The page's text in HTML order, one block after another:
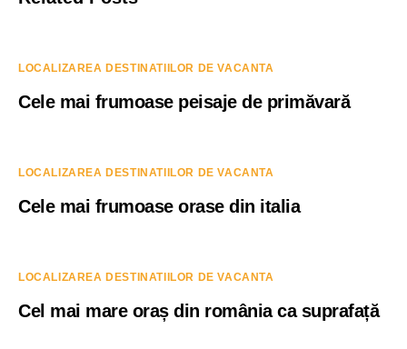
LOCALIZAREA DESTINATIILOR DE VACANTA
Cele mai frumoase peisaje de primăvară
LOCALIZAREA DESTINATIILOR DE VACANTA
Cele mai frumoase orase din italia
LOCALIZAREA DESTINATIILOR DE VACANTA
Cel mai mare oraș din românia ca suprafață